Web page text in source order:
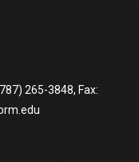
265-3848, Fax: